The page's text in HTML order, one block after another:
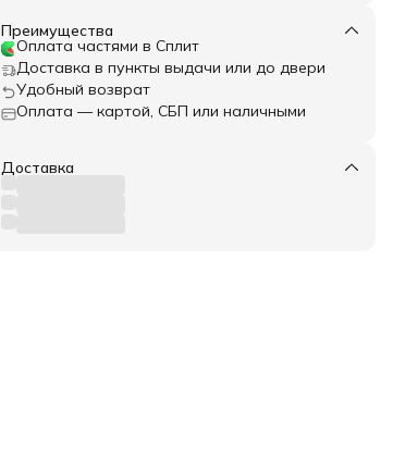
Преимущества
Оплата частями в Сплит
Доставка в пункты выдачи или до двери
Удобный возврат
Оплата — картой, СБП или наличными
Доставка